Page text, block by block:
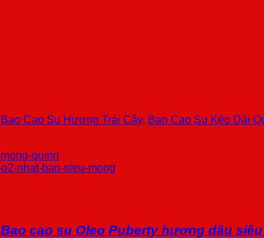
Bao Cao Su Hương Trái Cây, Bao Cao Su Kéo Dài
Bao cao su Oleo Puberty hương dâu